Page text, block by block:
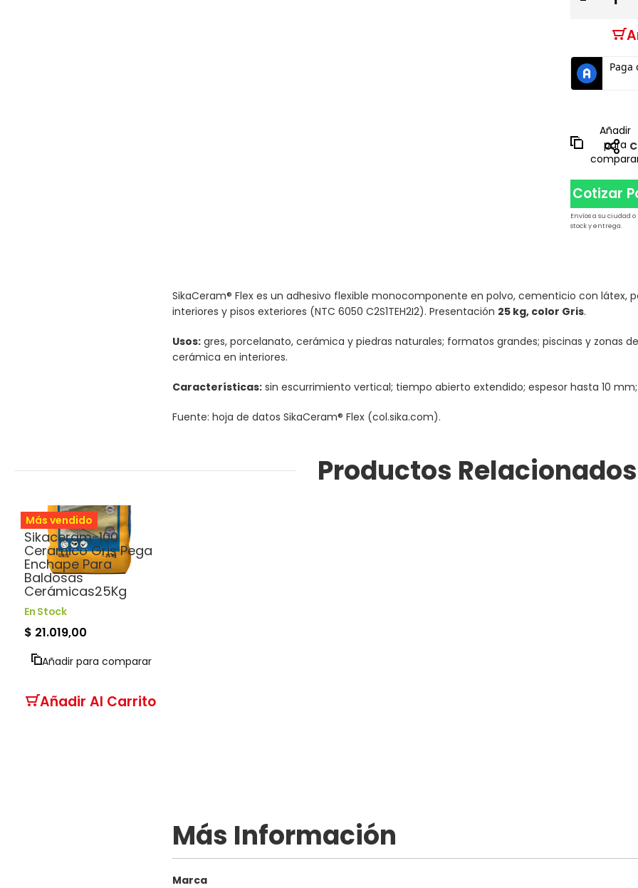
Añadir
para
Cotizar
Envíos a su ciudad
stock y entrega.
SikaCeram® Flex es un adhesivo flexible monocomponente en polvo, cementicio con látex,
interiores y pisos exteriores (NTC 6050 C2S1TEH2I2). Presentación 25 kg, color Gris.
Usos: gres, porcelanato, cerámica y piedras naturales; formatos grandes; piscinas y zonas
cerámica en interiores.
Características: sin escurrimiento vertical; tiempo abierto extendido; espesor hasta 10
Fuente: hoja de datos SikaCeram® Flex (col.sika.com).
Productos Relacionados
Más vendido
Adhesivos
Sikaceram-100
Ceramico Gris Pega
Enchape Para
Baldosas
Cerámicas25Kg
En Stock
$ 21.019,00
Añadir para comparar
Añadir Al Carrito
Más Información
Más
Marca